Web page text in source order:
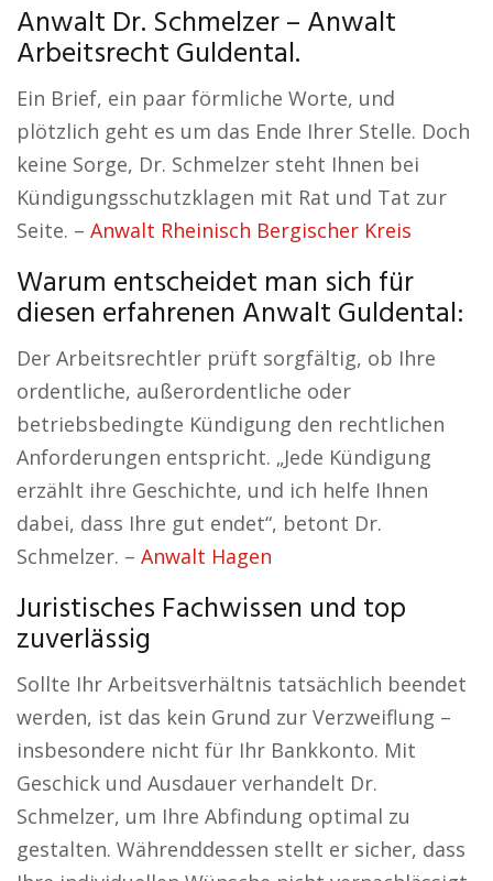
Anwalt Dr. Schmelzer – Anwalt
Arbeitsrecht Guldental.
Ein Brief, ein paar förmliche Worte, und
plötzlich geht es um das Ende Ihrer Stelle. Doch
keine Sorge, Dr. Schmelzer steht Ihnen bei
Kündigungsschutzklagen mit Rat und Tat zur
Seite. – Anwalt Rheinisch Bergischer Kreis
Warum entscheidet man sich für
diesen erfahrenen Anwalt Guldental:
Der Arbeitsrechtler prüft sorgfältig, ob Ihre
ordentliche, außerordentliche oder
betriebsbedingte Kündigung den rechtlichen
Anforderungen entspricht. „Jede Kündigung
erzählt ihre Geschichte, und ich helfe Ihnen
dabei, dass Ihre gut endet“, betont Dr.
Schmelzer. – Anwalt Hagen
Juristisches Fachwissen und top
zuverlässig
Sollte Ihr Arbeitsverhältnis tatsächlich beendet
werden, ist das kein Grund zur Verzweiflung –
insbesondere nicht für Ihr Bankkonto. Mit
Geschick und Ausdauer verhandelt Dr.
Schmelzer, um Ihre Abfindung optimal zu
gestalten. Währenddessen stellt er sicher, dass